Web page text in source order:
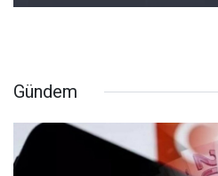
Gündem